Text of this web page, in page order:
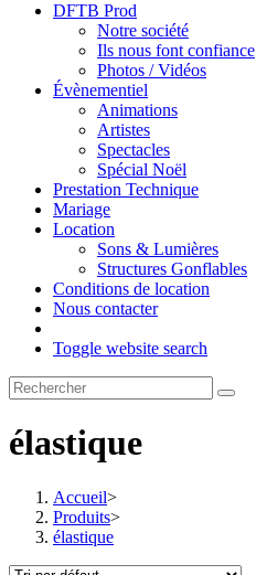
DFTB Prod
Notre société
Ils nous font confiance
Photos / Vidéos
Évènementiel
Animations
Artistes
Spectacles
Spécial Noël
Prestation Technique
Mariage
Location
Sons & Lumières
Structures Gonflables
Conditions de location
Nous contacter
Toggle website search
élastique
Accueil>
Produits>
élastique